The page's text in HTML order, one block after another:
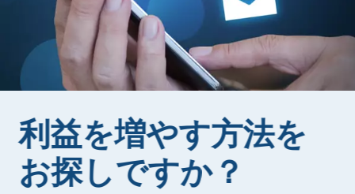
利益を増やす方法を
お探しですか？